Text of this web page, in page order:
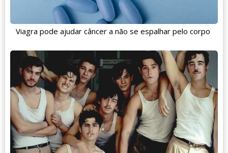
Viagra pode ajudar câncer a não se espalhar pelo corpo